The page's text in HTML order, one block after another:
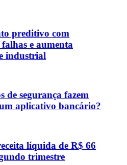
preditivo com
falhas e aumenta
industrial
de segurança fazem
aplicativo bancário?
líquida de R$ 66
trimestre